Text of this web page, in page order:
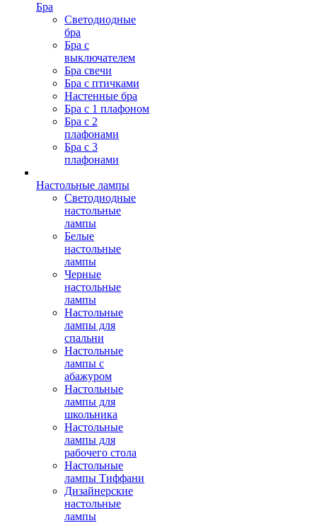
Бра
Светодиодные
бра
Бра с
выключателем
Бра свечи
Бра с птичками
Настенные бра
Бра с 1 плафоном
Бра с 2
плафонами
Бра с 3
плафонами
Настольные лампы
Светодиодные
настольные
лампы
Белые
настольные
лампы
Черные
настольные
лампы
Настольные
лампы для
спальни
Настольные
лампы с
абажуром
Настольные
лампы для
школьника
Настольные
лампы для
рабочего стола
Настольные
лампы Тиффани
Дизайнерские
настольные
лампы